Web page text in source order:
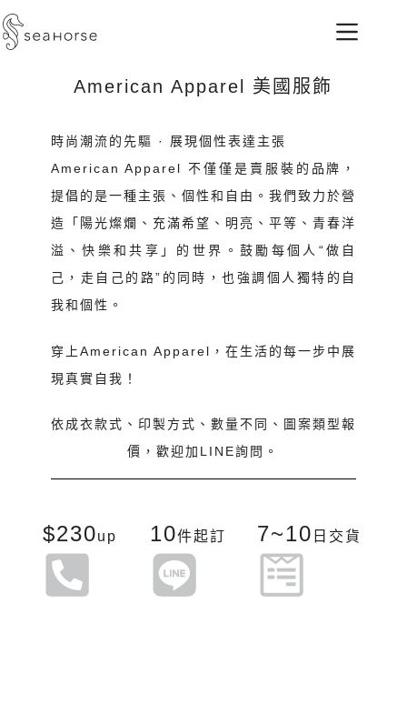
American Apparel 美國服飾
時尚潮流的先驅 · 展現個性表達主張
American Apparel 不僅僅是賣服裝的品牌，
提倡的是一種主張、個性和自由。我們致力於營
造「陽光燦爛、充滿希望、明亮、平等、青春洋
溢、快樂和共享」的世界。鼓勵每個人“做自
己，走自己的路”的同時，也強調個人獨特的自
我和個性。
穿上American Apparel，在生活的每一步中展
現真實自我！
依成衣款式、印製方式、數量不同、圖案類型報
價，歡迎加LINE詢問。
$230up 10件起訂 7~10 日交貨